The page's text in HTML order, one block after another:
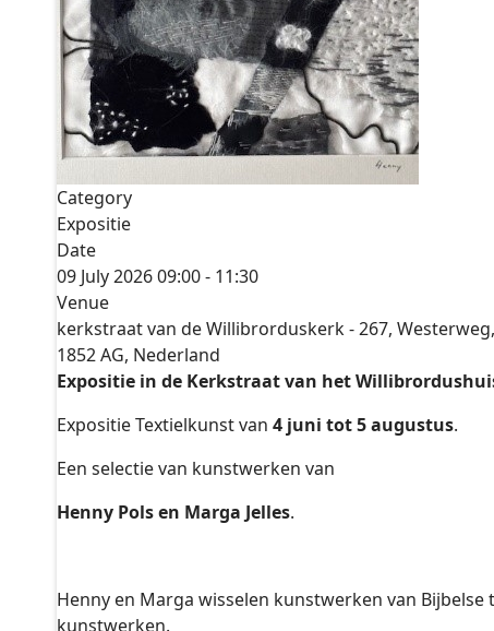
Category
Expositie
Date
09 July 202609:00- 11:30
Venue
kerkstraat van de Willibrorduskerk - 267,
1852 AG, Nederland
Expositie in de Kerkstraat van het
Expositie Textielkunst van 4 juni tot 5 augustus.
Een selectie van kunstwerken van
Henny Pols en Marga Jelles.
Henny en Marga wisselen kunstwerken van
kunstwerken.